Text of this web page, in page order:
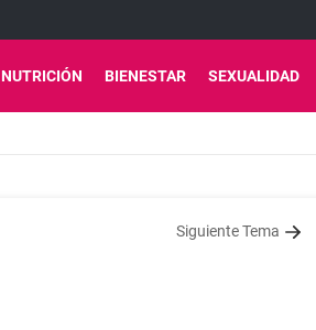
NUTRICIÓN BIENESTAR SEXUALIDAD
Siguiente Tema